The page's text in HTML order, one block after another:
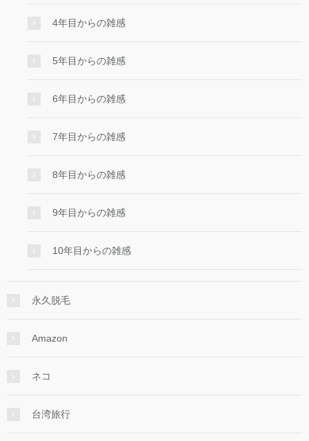
4年目からの雑感
5年目からの雑感
6年目からの雑感
7年目からの雑感
8年目からの雑感
9年目からの雑感
10年目からの雑感
永久脱毛
Amazon
ネコ
台湾旅行